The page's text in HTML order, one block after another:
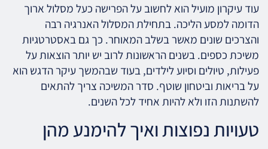
עוד עיקרון מועיל הוא לחשוב על הפרישה כעל מסלול ארוך
הדומה למסע הליכה. בתחילת המסלול האנרגיה רבה
והצרכים שונים מאשר בשלב המאוחר. כך גם באסטרטגיות
משיכת כספים. בשנים הראשונות לרוב יש יותר הוצאות על
פעילות, טיולים וסיוע לילדים, בעוד שבהמשך עיקר הדגש הוא
על בריאות וביטחון שוטף. סדר המשיכה צריך להתאים
להשתנות הזו ולא להיות אחיד לכל השנים.
טעויות נפוצות ואיך להימנע מהן